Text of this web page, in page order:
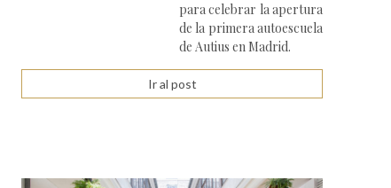
para celebrar la apertura
de la primera autoescuela
de Autius en Madrid.
Ir al post